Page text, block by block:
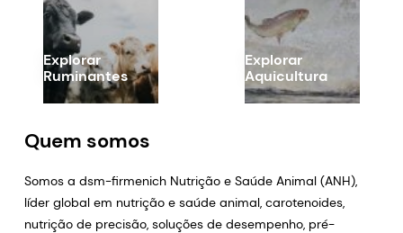
Explorar
Ruminantes
Explorar
Aquicultura
Quem somos
Somos a dsm-firmenich Nutrição e Saúde Animal (ANH),
líder global em nutrição e saúde animal, carotenoides,
nutrição de precisão, soluções de desempenho, pré-